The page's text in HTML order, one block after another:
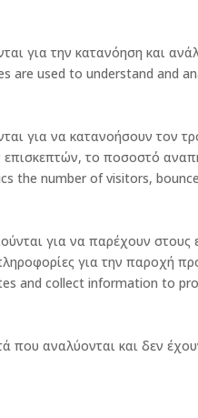
για την κατανόηση και
are used to understand and
για να κατανοήσουν τον
επισκεπτών, το ποσοστό
the number of visitors,
για να παρέχουν στους
για την παροχή
and collect information to
που αναλύονται και δεν